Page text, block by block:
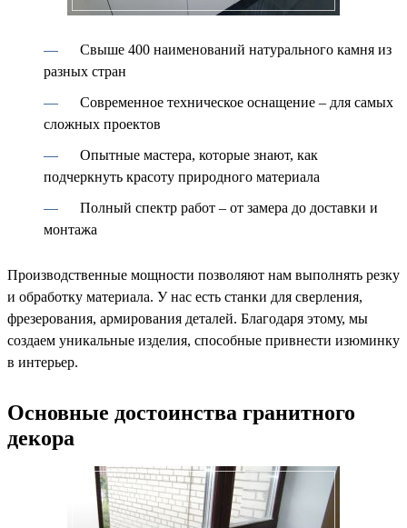
Свыше 400 наименований натурального камня из
разных стран
Современное техническое оснащение – для самых
сложных проектов
Опытные мастера, которые знают, как
подчеркнуть красоту природного материала
Полный спектр работ – от замера до доставки и
монтажа
Производственные мощности позволяют нам выполнять резку
и обработку материала. У нас есть станки для сверления,
фрезерования, армирования деталей. Благодаря этому, мы
создаем уникальные изделия, способные привнести изюминку
в интерьер.
Основные достоинства гранитного
декора